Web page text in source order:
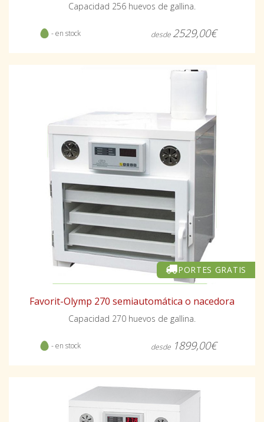
Capacidad 256 huevos de gallina.
- en stock desde 2529,00€
PORTES GRATIS
Favorit-Olymp 270 semiautomática o nacedora
Capacidad 270 huevos de gallina.
- en stock desde 1899,00€